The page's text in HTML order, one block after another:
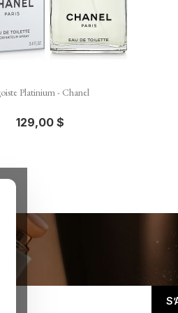
Aperçu rapide
Platinium - Chanel
129,00 $